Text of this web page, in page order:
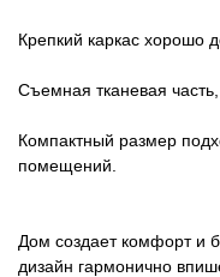
Крепкий каркас хорошо
Съемная тканевая часть,
Компактный размер
помещений.
Дом создает комфорт и
дизайн гармонично
Товары для людей
Популярные